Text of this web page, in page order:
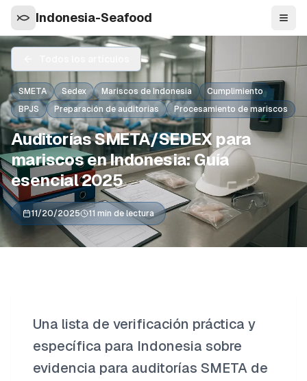
Indonesia-Seafood
SMETA Sedex Mariscos de Indonesia
Cumplimiento
BPJS
Preparación de auditorías Procesamiento de mariscos
Auditorías SMETA/SEDEX para
mariscos en Indonesia: Guía
esencial 2025
11/20/2025 11 min de lectura
Una lista de verificación práctica y
específica para Indonesia sobre
evidencia para auditorías SMETA de